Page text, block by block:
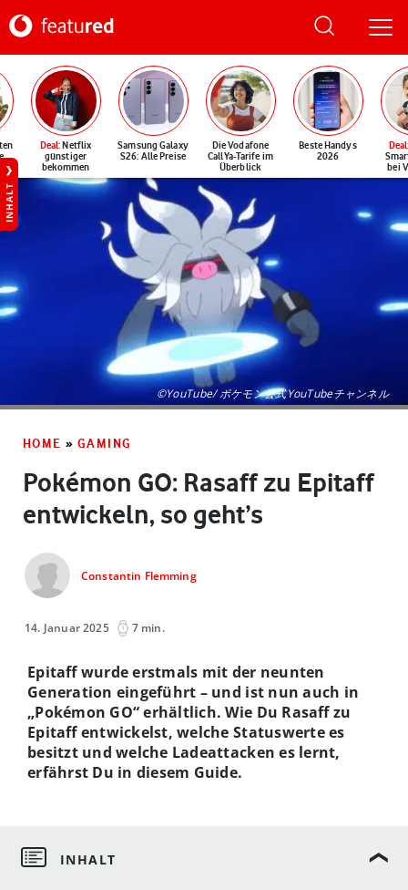
Deal: Netflix
günstiger
bekommen
Samsung Galaxy
S26: Alle Preise
Die Vodafone
CallYa-Tarife im
Überblick
Beste Handys
2026
Deal
bei
INHALT
©YouTube/ ポケモン公式YouTubeチャンネル
HOME » GAMING
Pokémon GO: Rasaff zu Epitaff
entwickeln, so geht’s
Constantin Flemming
14. Januar 2025 7 min.
Epitaff wurde erstmals mit der neunten
Generation eingeführt – und ist nun auch in
„Pokémon GO“ erhältlich. Wie Du Rasaff zu
Epitaff entwickelst, welche Statuswerte es
besitzt und welche Ladeattacken es lernt,
erfährst Du in diesem Guide.